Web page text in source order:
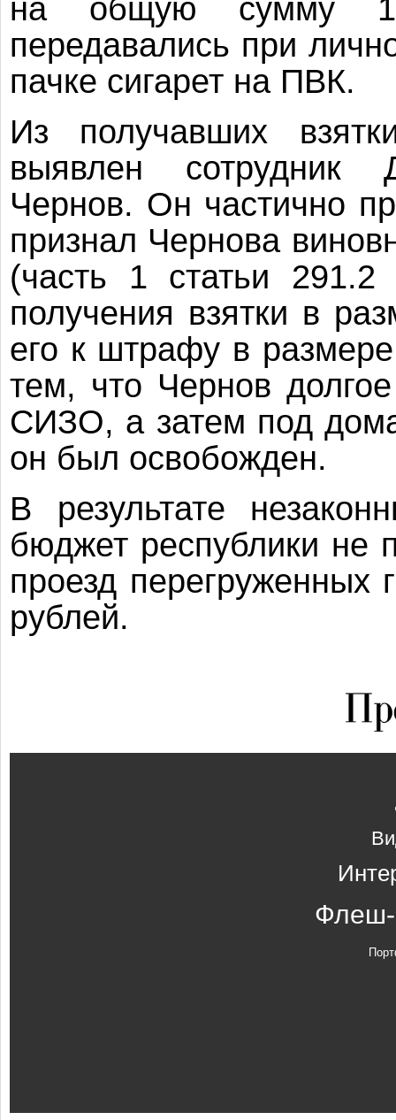
на общую сумму
передавались при
пачке сигарет на ПВК.
Из получавших
выявлен сотрудник
Чернов. Он частично
признал Чернова
(часть 1 статьи
получения взятки в
его к штрафу в
тем, что Чернов
СИЗО, а затем под
он был освобожден.
В результате
бюджет республики не
проезд перегруженных
рублей.
Флеш-